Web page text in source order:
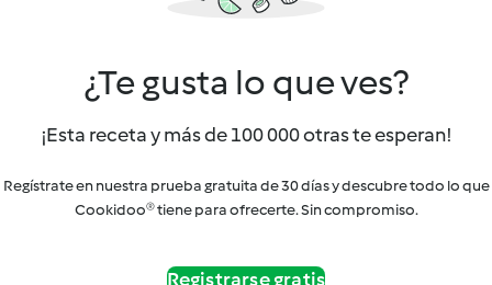
¿Te gusta lo que ves?
¡Esta receta y más de 100 000 otras te esperan!
Regístrate en nuestra prueba gratuita de 30 días y descubre todo lo que
Cookidoo® tiene para ofrecerte. Sin compromiso.
Registrarse gratis